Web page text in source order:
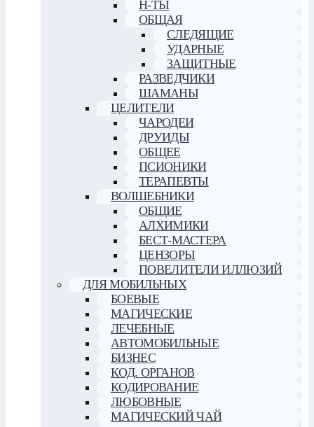
Н-ТЫ
ОБЩАЯ
СЛЕДЯЩИЕ
УДАРНЫЕ
ЗАЩИТНЫЕ
РАЗВЕДЧИКИ
ШАМАНЫ
ЦЕЛИТЕЛИ
ЧАРОДЕИ
ДРУИДЫ
ОБЩЕЕ
ПСИОНИКИ
ТЕРАПЕВТЫ
ВОЛШЕБНИКИ
ОБЩИЕ
АЛХИМИКИ
БЕСТ-МАСТЕРА
ЦЕНЗОРЫ
ПОВЕЛИТЕЛИ ИЛЛЮЗИЙ
ДЛЯ МОБИЛЬНЫХ
БОЕВЫЕ
МАГИЧЕСКИЕ
ЛЕЧЕБНЫЕ
АВТОМОБИЛЬНЫЕ
БИЗНЕС
КОД. ОРГАНОВ
КОДИРОВАНИЕ
ЛЮБОВНЫЕ
МАГИЧЕСКИЙ ЧАЙ